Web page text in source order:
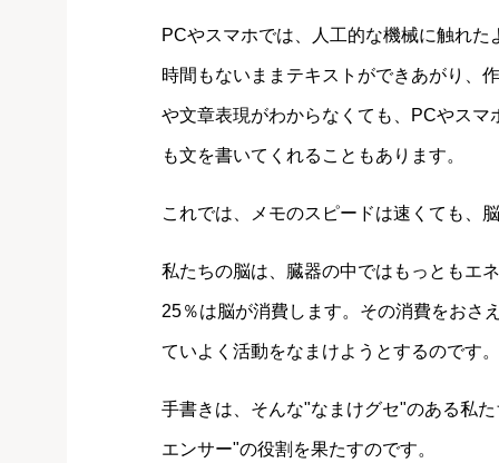
PCやスマホでは、人工的な機械に触れ
時間もないままテキストができあがり、
や文章表現がわからなくても、PCやス
も文を書いてくれることもあります。
これでは、メモのスピードは速くても、
私たちの脳は、臓器の中ではもっともエ
25％は脳が消費します。その消費をおさ
ていよく活動をなまけようとするのです。
手書きは、そんな"なまけグセ"のある私
エンサー"の役割を果たすのです。